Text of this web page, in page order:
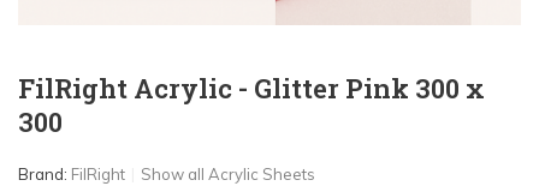
FilRight Acrylic - Glitter Pink 300 x
300
Brand: FilRight Show all Acrylic Sheets